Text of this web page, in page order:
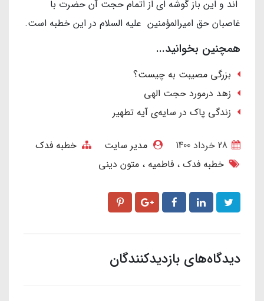
اند و این باز گوشه ای از اتمام حجت آن حضرت با
غاصبان حق امیرالمؤمنین علیه السلام در این خطبه است.
همچنین بخوانید...
بزرگی مصیبت به چیست؟
زهد درمورد حجت الهی
زندگی پاک در سایه‌ی آیه تطهیر
مدیر سایت
خطبه فدک
خطبه فدک فاطمیه متون دینی
دیدگاه‌های بازدیدکنندگان